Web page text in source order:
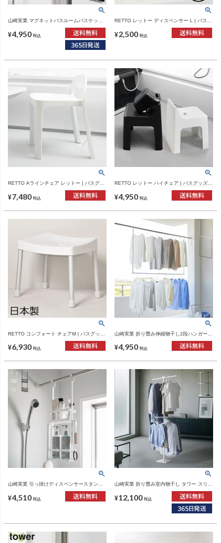
山崎実業 マグネットバスルームバスケット
タワー ワイド tower | バスグッズ・タワーシ
リーズ
¥4,950 税込
RETTO レットー ディスペンサー L | バスグ
¥2,500 税込
RETTO Aラインチェア レットー | バスグッ
¥7,480 税込
RETTO レットー ハイチェア | バスグッズ・
¥4,950 税込
RETTO コンフォート チェアM | バスグッ
¥6,930 税込
山崎実業 折り畳み伸縮物干し2段ハンガー
¥4,950 税込
山崎実業 引っ掛けディスペンサースタンド
タワー 2段 tower | バスグッズ・タワーシリ
ーズ
¥4,510 税込
山崎実業 折り畳み室内物干し タワー スリム
tower | 室内物干し・タワーシリーズ
¥12,100 税込